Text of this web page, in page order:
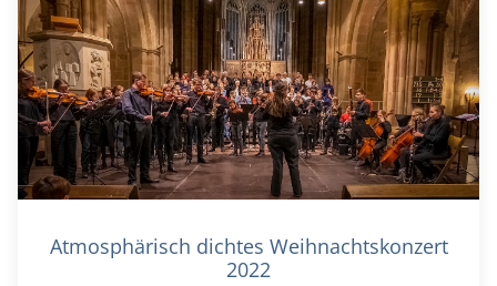
Atmosphärisch dichtes Weihnachtskonzert
2022